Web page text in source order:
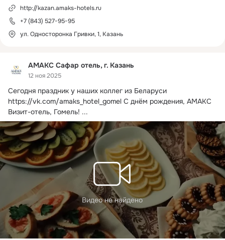
АМАКС Сафар отель, г. Казань
12 ноя 2025
Сегодня праздник у наших коллег из Беларуси
https://vk.com/amaks_hotel_gomel С днём рождения, АМАКС
Визит-отель, Гомель! ...
Видео не найдено
http://kazan.amaks-hotels.ru
+7 (843) 527-95-95
ул. Односторонка Гривки, 1, Казань